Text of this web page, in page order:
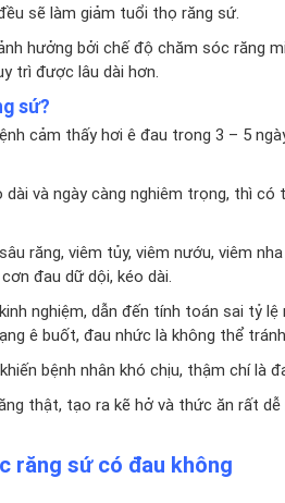
sẽ làm giảm tuổi thọ răng sứ.
hưởng bởi chế độ chăm sóc răng
trì được lâu dài hơn.
sứ?
cảm thấy hơi ê đau trong 3 – 5
và ngày càng nghiêm trọng, thì
răng, viêm tủy, viêm nướu, viêm
đau dữ dội, kéo dài.
nghiệm, dẫn đến tính toán sai tỷ
ê buốt, đau nhức là không thể
bệnh nhân khó chịu, thậm chí là
thật, tạo ra kẽ hở và thức ăn rất
răng sứ có đau không